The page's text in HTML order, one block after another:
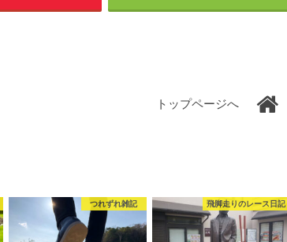
トップページへ
つれずれ雑記 飛脚走りのレース日記